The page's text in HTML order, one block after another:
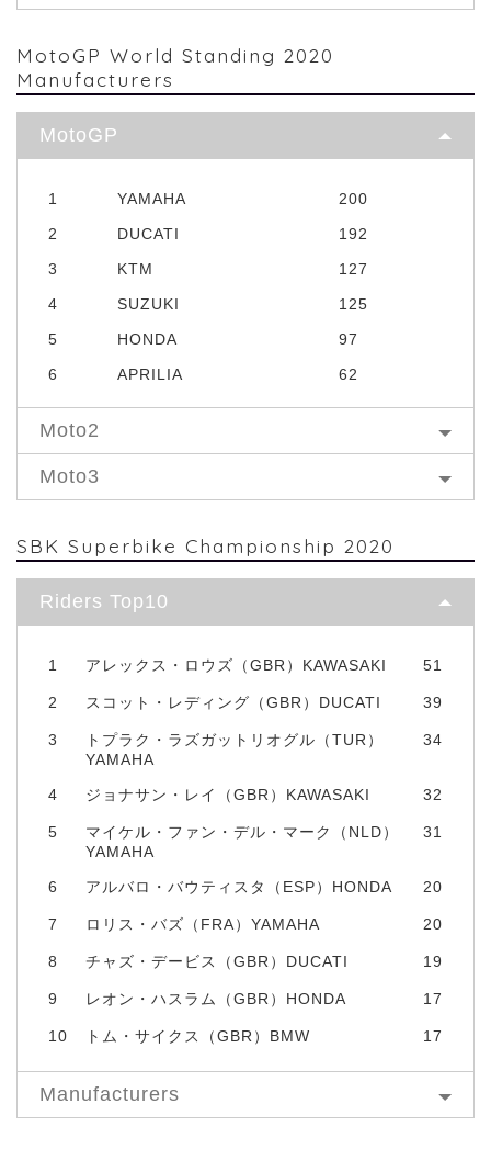
MotoGP World Standing 2020
Manufacturers
MotoGP
1 YAMAHA
200
2
DUCATI
192
3
KTM
127
4
SUZUKI
125
5
HONDA
97
6
APRILIA 62
Moto2
Moto3
SBK Superbike Championship 2020
Riders Top10
1 アレックス・ロウズ（GBR）KAWASAKI 51
2 スコット・レディング（GBR）DUCATI 39
3
トプラク・ラズガットリオグル（TUR）
YAMAHA
34
4 ジョナサン・レイ（GBR）KAWASAKI 32
5
マイケル・ファン・デル・マーク（NLD）
YAMAHA
31
6 アルバロ・バウティスタ（ESP）HONDA 20
7 ロリス・バズ（FRA）YAMAHA 20
8 チャズ・デービス（GBR）DUCATI 19
9 レオン・ハスラム（GBR）HONDA 17
10 トム・サイクス（GBR）BMW 17
Manufacturers